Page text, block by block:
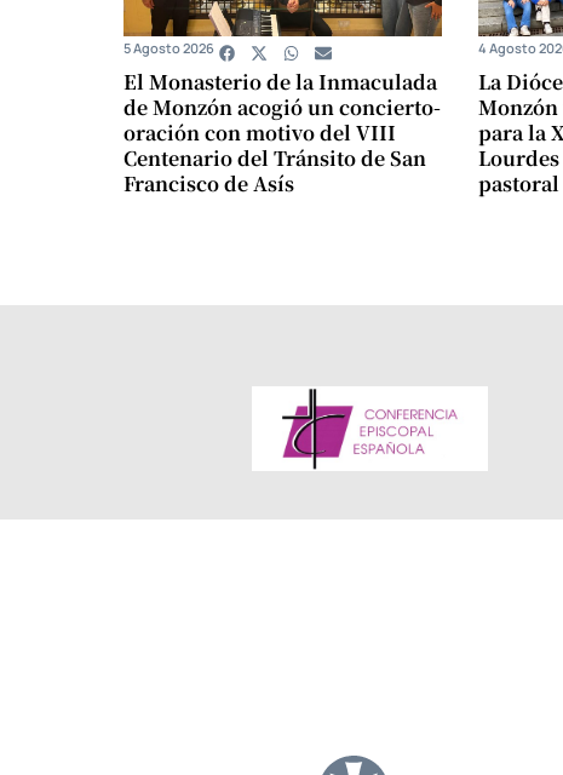
El Monasterio de la Inmaculada
de Monzón acogió un concierto-
oración con motivo del VIII
Centenario del Tránsito de San
Francisco de Asís
5 Agosto 2026
La
para la
pastoral
4 Agosto